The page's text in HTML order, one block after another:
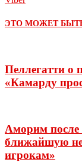
ЭТО МОЖЕТ
Пеллегатти о
«Камарду
Аморим после
ближайшую
игрокам»